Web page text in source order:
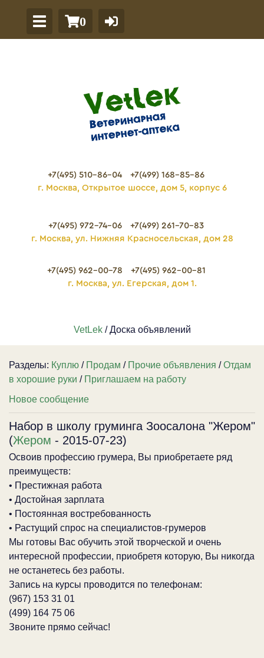
0
+7(495) 510-86-04
+7(499) 168-85-86
г. Москва, Открытое шоссе, дом 5, корпус 6
+7(495) 972-74-06
+7(499) 261-70-83
г. Москва, ул. Нижняя Красносельская, дом 28
+7(495) 962-00-78
+7(495) 962-00-81
г. Москва, ул. Егерская, дом 1.
VetLek/ Доска объявлений
Разделы: Куплю / Продам / Прочие объявления /Отдам
в хорошие руки / Приглашаем на работу
Новое сообщение
Набор в школу груминга Зоосалона "Жером"
(Жером - 2015-07-23)
Освоив профессию грумера, Вы приобретаете ряд
преимуществ:
• Престижная работа
• Достойная зарплата
• Постоянная востребованность
• Растущий спрос на специалистов-грумеров
Мы готовы Вас обучить этой творческой и очень
интересной профессии, приобретя которую, Вы никогда
не останетесь без работы.
Запись на курсы проводится по телефонам:
(967) 153 31 01
(499) 164 75 06
Звоните прямо сейчас!